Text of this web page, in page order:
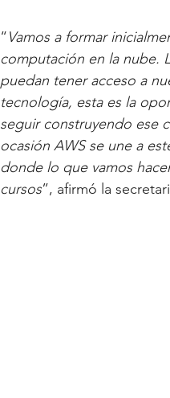
“Vamos a formar
computación en la nube.
puedan tener acceso a
tecnología, esta es la
seguir construyendo ese
ocasión AWS se une a
donde lo que vamos
cursos”, afirmó la